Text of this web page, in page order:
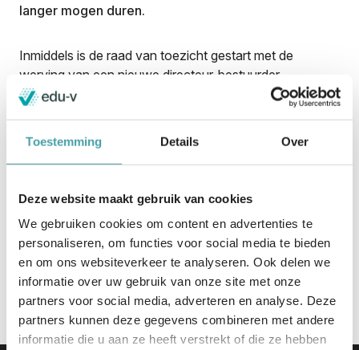
Toestemming Details Over
Deze website maakt gebruik van cookies
We gebruiken cookies om content en advertenties te
personaliseren, om functies voor social media te bieden
en om ons websiteverkeer te analyseren. Ook delen we
informatie over uw gebruik van onze site met onze
partners voor social media, adverteren en analyse. Deze
partners kunnen deze gegevens combineren met andere
informatie die u aan ze heeft verstrekt of die ze hebben
langer mogen duren.
Inmiddels is de raad van toezicht gestart met de
werving van een nieuwe directeur-bestuurder,
ondersteund door
en zijn de eerste
gespreksrondes ingepland. Er is bij Edu-V onder leiding
nog een mooie en uitdagende functie te vervullen door
een inhoudelijk en bestuurlijk ervaren kandidaat.We
te kunnen voorstellen.
De inschrijftermijn voor deze vacature is inmiddels
gesloten.
De raad van toezicht